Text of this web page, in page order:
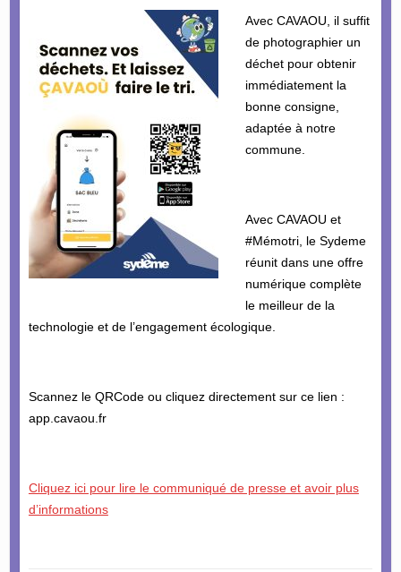
Avec CAVAOU, il suffit
de photographier un
déchet pour obtenir
immédiatement la
bonne consigne,
adaptée à notre
commune.
Avec CAVAOU et
#Mémotri, le Sydeme
réunit dans une offre
numérique complète
le meilleur de la
technologie et de l’engagement écologique.
Scannez le QRCode ou cliquez directement sur ce lien :
app.cavaou.fr
Cliquez ici pour lire le communiqué de presse et avoir plus
d’informations